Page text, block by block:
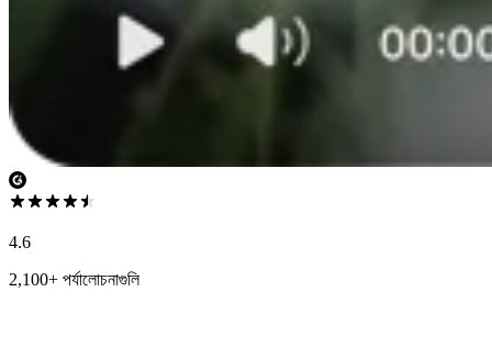
4.6
2,100+ পর্যালোচনাগুলি